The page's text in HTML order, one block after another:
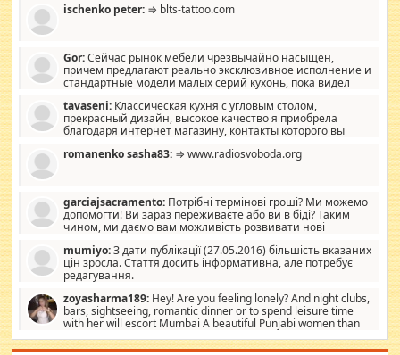
ischenko peter: ⇒ blts-tattoo.com
Gor:Сейчас рынок мебели чрезвычайно насыщен,
причем предлагают реально эксклюзивное исполнение и
стандартные модели малых серий кухонь, пока видел
стандартные формы, в MebelOk, креативненько и что главное -
со вкусом все в порядке, без ненужных наворотов удорожающих
мебель, а это не последний фактор.
tavaseni: Классическая кухня с угловым столом,
прекрасный дизайн, высокое качество я приобрела
благодаря интернет магазину, контакты которого вы
romanenko sasha83: ⇒ www.radiosvoboda.org
garciajsacramento: Потрібні термінові гроші? Ми можемо
допомогти! Ви зараз переживаєте або ви в біді? Таким
чином, ми даємо вам можливість розвивати нові
допомагати людям, які намагаються дати їм шанс. Кожен
заслуговує на другий шанс, і, оскільки влада не зможе, вони
повинні приймати від інших. Для нас нема багато суми, і зрілість
витрат, а тільки узгоджених сум і нічого іншого. Не чекайте і не
коментуйте цей пост. Введіть суму, яку ви хочете подати, і ми
зв'яжемося з вами з усіма варіантами. зв'яжіться з нами
сьогодні на garciajsacramento@gmail.com Вам потрібні термінові
гроші? Ми можемо допомогти!
mumiyo:З дати публікації (27.05.2016) більшість вказаних
цін зросла. Стаття досить інформативна, але потребує
редагування.
zoyasharma189: Hey! Are you feeling lonely? And night clubs,
bars, sightseeing, romantic dinner or to spend leisure time
with her will escort Mumbai A beautiful Punjabi women than
sexy escort companion in arms that you guys feel like 5 star luxury
hotel had to spend the night in their search for loved solitaire free